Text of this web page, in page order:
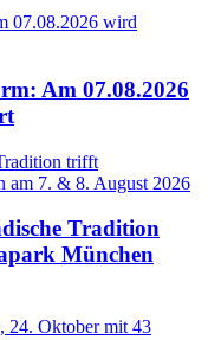
Am 07.08.2026
Tradition
München